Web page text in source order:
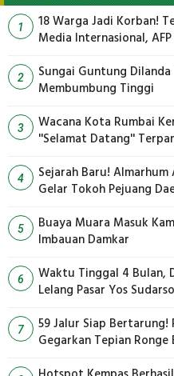
1
18 Warga Jadi Korban!
Media Internasional,
2
Sungai Guntung
Membumbung Tinggi
3
Wacana Kota Rumbai
''Selamat Datang''
4
Sejarah Baru!
Gelar Tokoh Pejuang
5
Buaya Muara Masuk
Imbauan Damkar
6
Waktu Tinggal 4 Bulan,
Lelang Pasar Yos Sudarso
7
59 Jalur Siap Bertarung!
Gegarkan Tepian Ronge